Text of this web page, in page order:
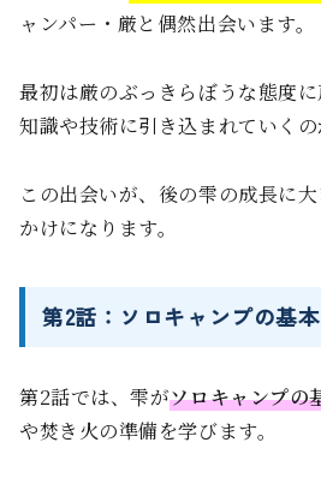
ャンパー・厳と偶然出会います。
最初は厳のぶっきらぼうな態度
知識や技術に引き込まれていくの
この出会いが、後の雫の成長に
かけになります。
第2話：ソロキャンプの基
第2話では、雫がソロキャンプの
や焚き火の準備を学びます。